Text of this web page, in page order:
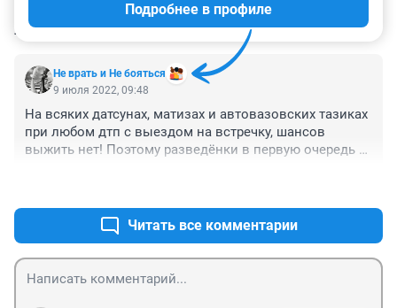
КОММЕНТАРИИ 6
Не врать и Не бояться
Подробнее в профиле
9 июля 2022, 09:48
На всяких датсунах, матизах и автовазовских тазиках
при любом дтп с выездом на встречку, шансов
выжить нет! Поэтому разведёнки в первую очередь
Читать все комментарии